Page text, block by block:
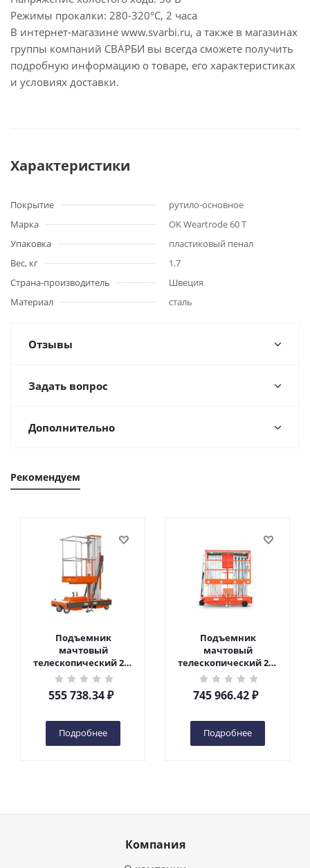
Режимы прокалки: 280-320°С, 2 часа
В интернет-магазине www.svarbi.ru, а также в магазинах
группы компаний СВАРБИ вы всегда сможете получить
подробную информацию о товаре, его характеристиках
и условиях доставки.
Характеристики
Покрытие
рутило-основное
Марка
OK Weartrode 60 T
Упаковка
пластиковый пенал
Вес, кг
1.7
Страна-производитель
Швеция
Материал
сталь
Отзывы
Задать вопрос
Дополнительно
Рекомендуем
Подъемник
мачтовый
телескопический 200
кг 6 м TOR GTWY6-200S
DC 2-мачтовый
(автономный) (G) в
555 738.34₽
Подробнее
Подъемник
мачтовый
телескопический 200
кг 10 м TOR GTWY10-
200S DC 2-мачтовый
(автономный) (N) в
745 966.42₽
Подробнее
Компания